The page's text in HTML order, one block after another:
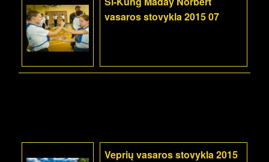
vasaros stovykla 2015 07
Veprių vasaros stovykla 2015